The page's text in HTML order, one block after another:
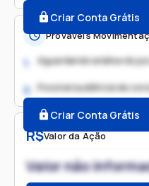
R$Valor da Ação
Valor não
Criar Conta Grátis
Prováveis
1. Aguardando análise do
2. Possível audiência de
Criar Conta Grátis